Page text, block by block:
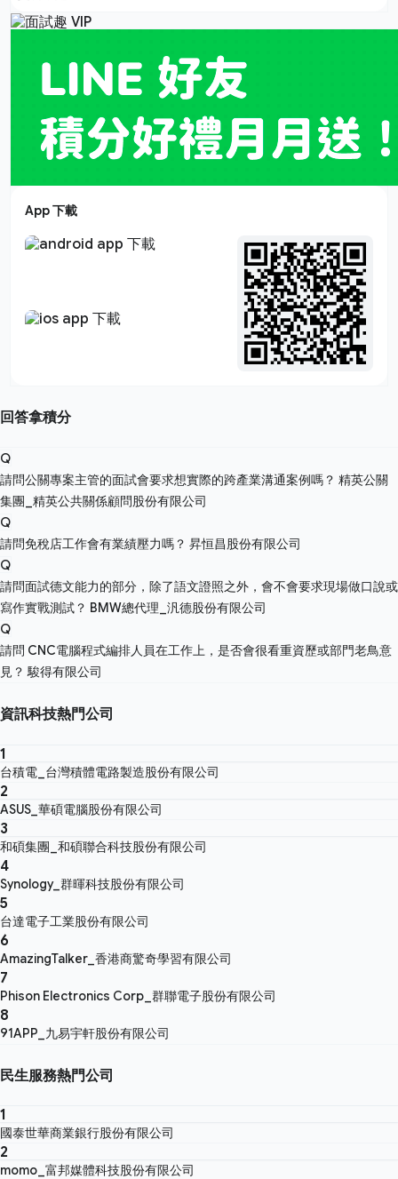
App 下載
回答拿積分
Q
請問公關專案主管的面試會要求想實際的跨產業溝通案例嗎？ 精英公關
集團_精英公共關係顧問股份有限公司
Q
請問免稅店工作會有業績壓力嗎？ 昇恒昌股份有限公司
Q
請問面試德文能力的部分，除了語文證照之外，會不會要求現場做口說或
寫作實戰測試？ BMW總代理_汎德股份有限公司
Q
請問 CNC電腦程式編排人員在工作上，是否會很看重資歷或部門老鳥意
見？ 駿得有限公司
資訊科技熱門公司
1
台積電_台灣積體電路製造股份有限公司
2
ASUS_華碩電腦股份有限公司
3
和碩集團_和碩聯合科技股份有限公司
4
Synology_群暉科技股份有限公司
5
台達電子工業股份有限公司
6
AmazingTalker_香港商驚奇學習有限公司
7
Phison Electronics Corp_群聯電子股份有限公司
8
91APP_九易宇軒股份有限公司
民生服務熱門公司
1
國泰世華商業銀行股份有限公司
2
momo_富邦媒體科技股份有限公司